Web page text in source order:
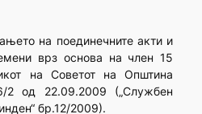
на поединечните акти и
врз основа на член 15
на Советот на Општина
2 од 22.09.2009 („Службен
бр.12/2009).